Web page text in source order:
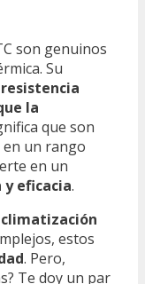
son genuinos
Su
resistencia
la
que son
un rango
en un
y eficacia.
climatización
estos
. Pero,
Te doy un par